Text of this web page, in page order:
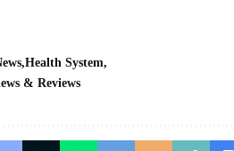
Health System
& Reviews